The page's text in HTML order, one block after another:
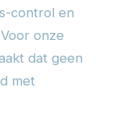
control en
onze
dat geen
met